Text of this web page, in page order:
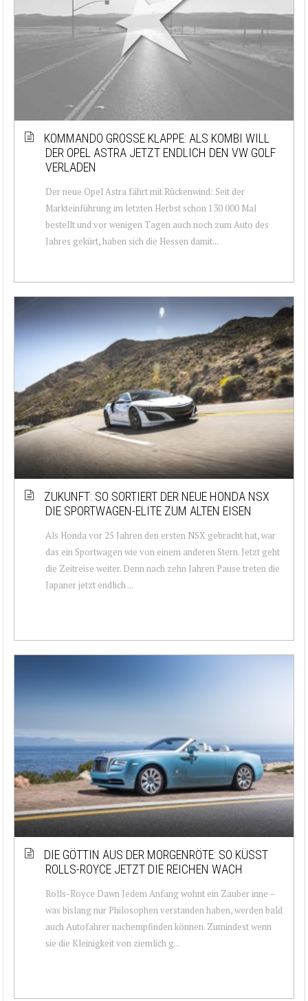
KOMMANDO GROSSE KLAPPE: ALS KOMBI WILL D
ER OPEL ASTRA JETZT ENDLICH DEN VW GOLF V
ERLADEN
Der neue Opel Astra fährt mit Rückenwind: Seit der
Markteinführung im letzten Herbst schon 130 000 Mal
bestellt und vor wenigen Tagen auch noch zum Auto des
Jahres gekürt, haben sich die Hessen damit...
ZUKUNFT: SO SORTIERT DER NEUE HONDA NSX
DIE SPORTWAGEN-ELITE ZUM ALTEN EISEN
Als Honda vor 25 Jahren den ersten NSX gebracht hat, war
das ein Sportwagen wie von einem anderen Stern. Jetzt geht
die Zeitreise weiter. Denn nach zehn Jahren Pause treten die
Japaner jetzt endlich ...
DIE GÖTTIN AUS DER MORGENRÖTE: SO KÜSST
ROLLS-ROYCE JETZT DIE REICHEN WACH
Rolls-Royce Dawn Jedem Anfang wohnt ein Zauber inne –
was bislang nur Philosophen verstanden haben, werden bald
auch Autofahrer nachempfinden können. Zumindest wenn
sie die Kleinigkeit von ziemlich g...